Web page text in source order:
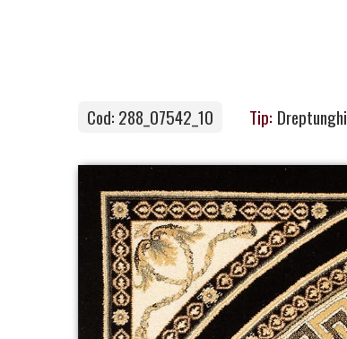
Partener
Contacte
Cod: 288_07542_10 Tip: Dreptunghi